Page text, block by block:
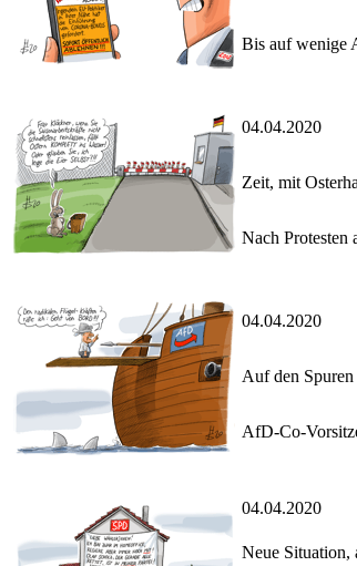
Bis auf wenige
04.04.2020
Zeit, mit
Nach Protesten
04.04.2020
Auf den
AfD-Co-
04.04.2020
Neue Situation,